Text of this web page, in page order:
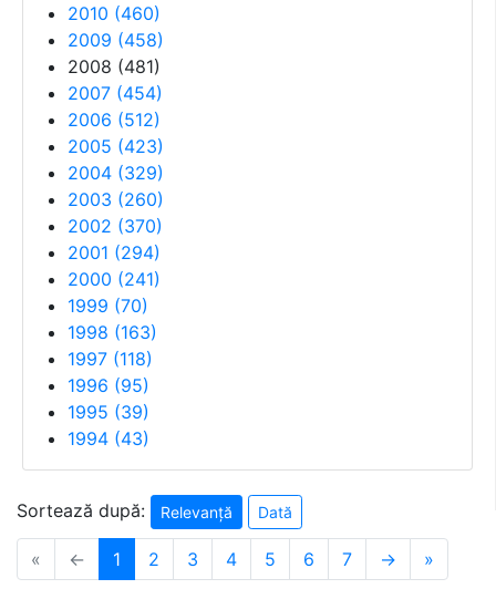
2010 (460)
2009 (458)
2008 (481)
2007 (454)
2006 (512)
2005 (423)
2004 (329)
2003 (260)
2002 (370)
2001 (294)
2000 (241)
1999 (70)
1998 (163)
1997 (118)
1996 (95)
1995 (39)
1994 (43)
Sortează după: Relevanță Dată
« ← 1 2 3 4 5 6 7 → »